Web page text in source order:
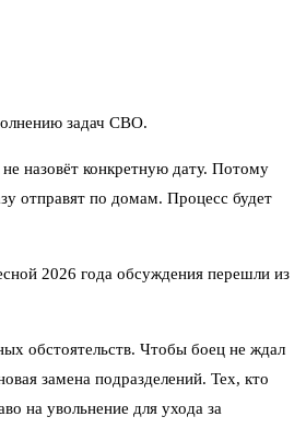
задач СВО.
назовёт конкретную дату. Потому
отправят по домам. Процесс будет
2026 года обсуждения перешли из
обстоятельств. Чтобы боец не ждал
замена подразделений. Тех, кто
на увольнение для ухода за